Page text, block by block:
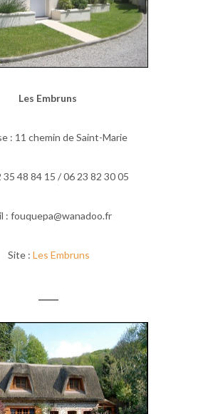
Les Embruns
: 11 chemin de Saint-Marie
35 48 84 15 / 06 23 82 30 05
: fouquepa@wanadoo.fr
Site : Les Embruns